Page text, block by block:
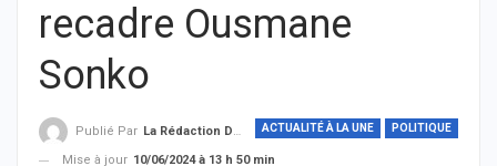
recadre Ousmane
Sonko
ACTUALITÉ À LA UNE POLITIQUE
Publié Par La Rédaction De THIEYSENEGAL.com
Mise à jour 10/06/2024 à 13 h 50 min